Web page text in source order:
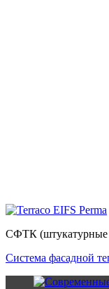
СФТК (штукатурные
Система фасадной